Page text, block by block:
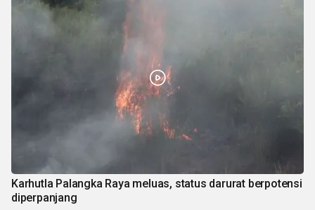
Karhutla Palangka Raya meluas, status darurat berpotensi
diperpanjang